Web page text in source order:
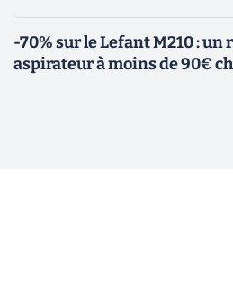
-70% sur le Lefant M210 : un
aspirateur à moins de 90€